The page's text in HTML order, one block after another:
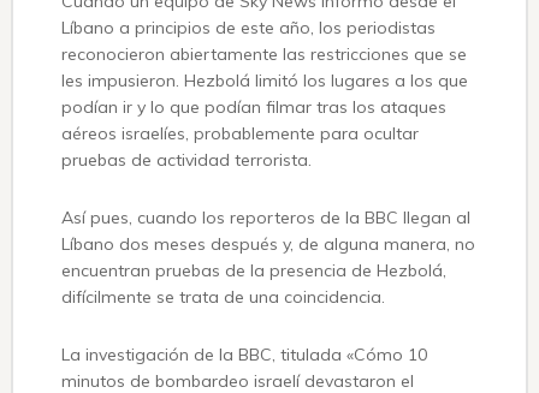
Líbano a principios de este año, los periodistas
reconocieron abiertamente las restricciones que se
les impusieron. Hezbolá limitó los lugares a los que
podían ir y lo que podían filmar tras los ataques
aéreos israelíes, probablemente para ocultar
pruebas de actividad terrorista.
Así pues, cuando los reporteros de la BBC llegan al
Líbano dos meses después y, de alguna manera, no
encuentran pruebas de la presencia de Hezbolá,
difícilmente se trata de una coincidencia.
La investigación de la BBC, titulada «Cómo 10
minutos de bombardeo israelí devastaron el